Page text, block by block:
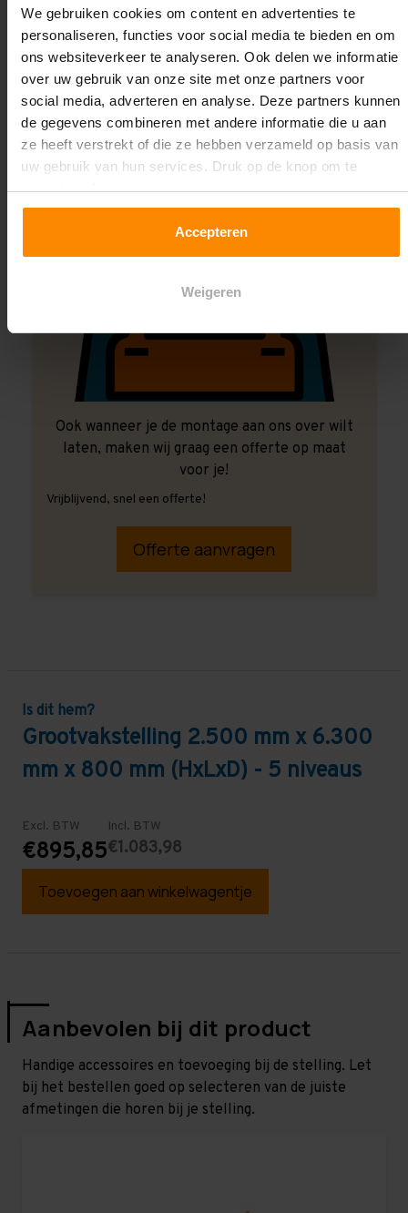
We gebruiken cookies om content en advertenties te
personaliseren, functies voor social media te bieden en om
ons websiteverkeer te analyseren. Ook delen we informatie
over uw gebruik van onze site met onze partners voor
social media, adverteren en analyse. Deze partners kunnen
de gegevens combineren met andere informatie die u aan
ze heeft verstrekt of die ze hebben verzameld op basis van
uw gebruik van hun services. Druk op de knop om te
accepteren!
Accepteren
Weigeren
Montage uitbesteden?
Laat ons het doen!
Ook wanneer je de montage aan ons over wilt
laten, maken wij graag een offerte op maat
voor je!
Vrijblijvend, snel een offerte!
Offerte aanvragen
Is dit hem?
Grootvakstelling 2.500 mm x 6.300
mm x 800 mm (HxLxD) - 5 niveaus
Excl. BTW
€895,85
Incl. BTW
€1.083,98
Toevoegen aan winkelwagentje
Aanbevolen bij dit product
Handige accessoires en toevoeging bij de stelling. Let
bij het bestellen goed op selecteren van de juiste
afmetingen die horen bij je stelling.